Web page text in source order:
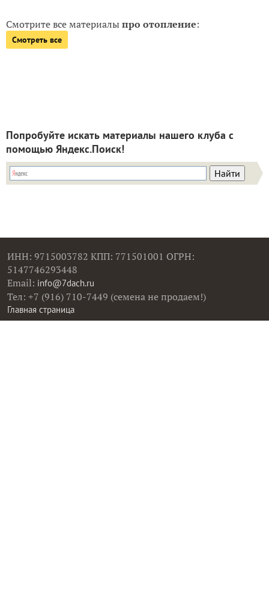
Смотрите все материалыпро отопление:
Смотреть все
Попробуйте искать материалы нашего клуба с
помощью Яндекс.Поиск!
ИНН: 9715003782 КПП: 771501001 ОГРН:
5147746293448
Email: info@7dach.ru
Тел: +7 (916) 710-7449 (семена не продаем!)
Главная страница